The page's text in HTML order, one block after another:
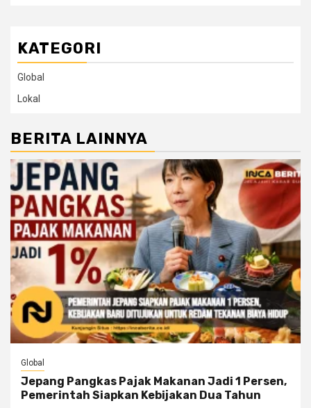
KATEGORI
Global
Lokal
BERITA LAINNYA
Global
Jepang Pangkas Pajak Makanan Jadi 1 Persen,
Pemerintah Siapkan Kebijakan Dua Tahun